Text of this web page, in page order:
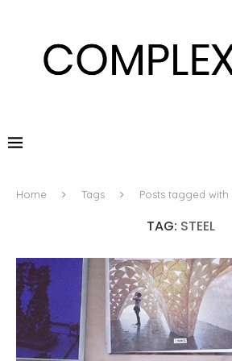
Home Tags Posts tagged with
TAG: STEEL